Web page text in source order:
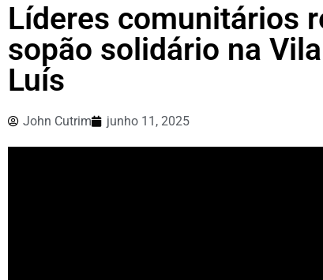
Líderes comunitários
sopão solidário na
Luís
John Cutrim junho 11, 2025